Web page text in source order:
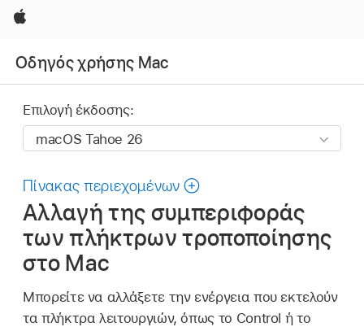
Apple
Οδηγός χρήσης Mac
Επιλογή έκδοσης:
Πίνακας περιεχομένων
Αλλαγή της συμπεριφοράς
των πλήκτρων τροποποίησης
στο Mac
Μπορείτε να αλλάξετε την ενέργεια που εκτελούν
τα πλήκτρα λειτουργιών, όπως το Control ή το